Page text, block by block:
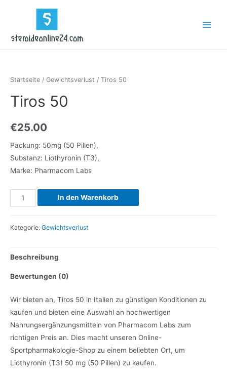
Startseite / Gewichtsverlust / Tiros 50
Tiros 50
€25.00
Packung: 50mg (50 Pillen),
Substanz: Liothyronin (T3),
Marke: Pharmacom Labs
Tiros
50
In den Warenkorb
Kategorie: Gewichtsverlust
Beschreibung
Bewertungen (0)
Wir bieten an, Tiros 50 in Italien zu günstigen Konditionen zu
kaufen und bieten eine Auswahl an hochwertigen
Nahrungsergänzungsmitteln von Pharmacom Labs zum
richtigen Preis an. Dies macht unseren Online-
Sportpharmakologie-Shop zu einem beliebten Ort, um
Liothyronin (T3) 50 mg (50 Pillen) zu kaufen.